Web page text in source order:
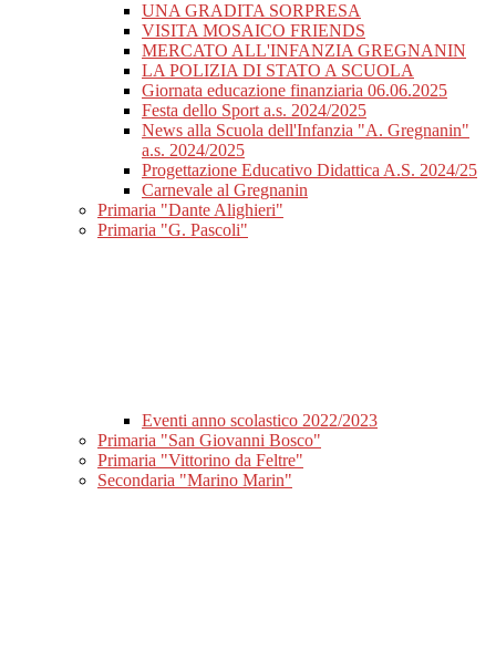
UNA GRADITA SORPRESA
VISITA MOSAICO FRIENDS
MERCATO ALL'INFANZIA GREGNANIN
LA POLIZIA DI STATO A SCUOLA
Giornata educazione finanziaria 06.06.2025
Festa dello Sport a.s. 2024/2025
News alla Scuola dell'Infanzia "A. Gregnanin"
a.s. 2024/2025
Progettazione Educativo Didattica A.S. 2024/25
Carnevale al Gregnanin
Primaria "Dante Alighieri"
Primaria "G. Pascoli"
Eventi anno scolastico 2022/2023
Primaria "San Giovanni Bosco"
Primaria "Vittorino da Feltre"
Secondaria "Marino Marin"